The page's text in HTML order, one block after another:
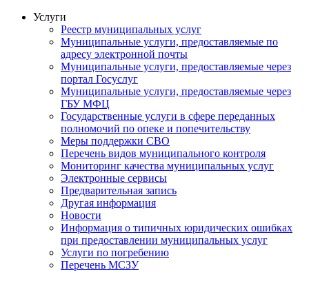
Услуги
Реестр муниципальных услуг
Муниципальные услуги, предоставляемые по
адресу электронной почты
Муниципальные услуги, предоставляемые через
портал Госуслуг
Муниципальные услуги, предоставляемые через
ГБУ МФЦ
Государственные услуги в сфере переданных
полномочий по опеке и попечительству
Меры поддержки СВО
Перечень видов муниципального контроля
Мониторинг качества муниципальных услуг
Электронные сервисы
Предварительная запись
Другая информация
Новости
Информация о типичных юридических ошибках
при предоставлении муниципальных услуг
Услуги по погребению
Перечень МСЗУ